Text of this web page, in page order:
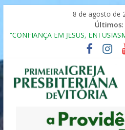
8 de agosto de
Últimos:
“CONFIANÇA EM JESUS,
Seminário da Família 2025
Formação em Inclusão, Ensino e
Pessoas Atípicas
12º ENCONTRO DE CASAIS
MULHER PRESBITERIANA
Primeira